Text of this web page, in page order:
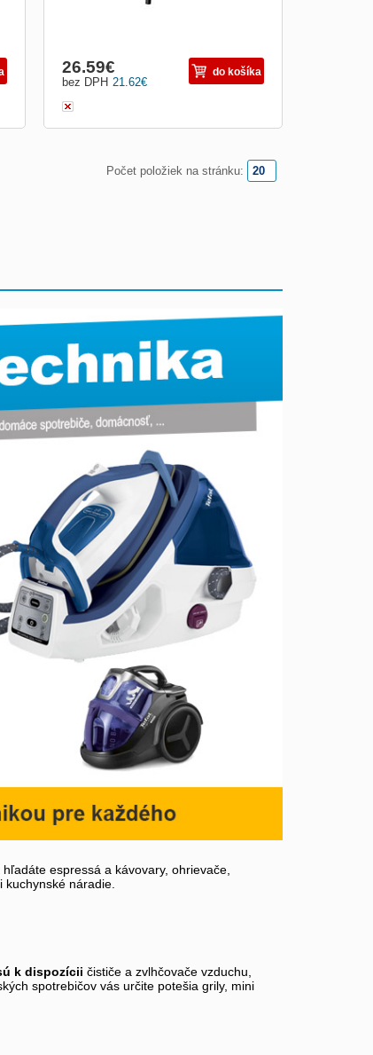
21.62€
bez DPH
26.59€ do košíka
Počet položiek na stránku:
espressá a kávovary, ohrievače,
náradie.
k dispozícii čističe a zvlhčovače vzduchu,
spotrebičov vás určite potešia grily, mini